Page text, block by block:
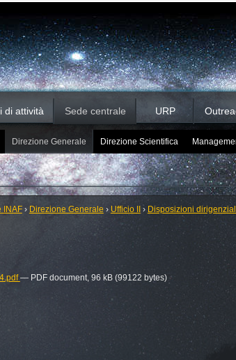
di attività Sede centrale URP
Direzione Generale Direzione Scientifica
INAF › Direzione Generale › Ufficio II › Disposizioni
— PDF document, 96 kB (99122 bytes)